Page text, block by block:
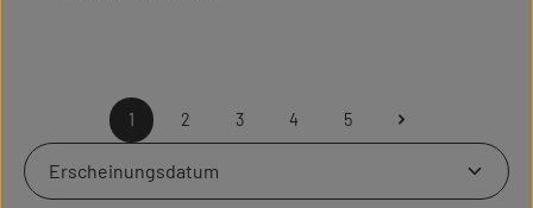
Seite
1
Seite
2
Seite
3
Seite
4
Seite
5